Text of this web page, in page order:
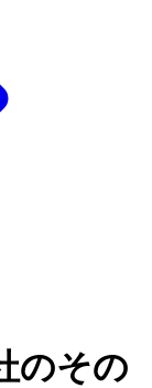
のその